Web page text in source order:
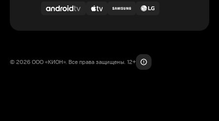
© 2026 ООО «КИОН». Все права защищены. 12+